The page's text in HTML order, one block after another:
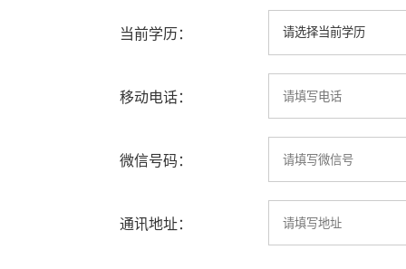
当前学历：
移动电话：
微信号码：
通讯地址：